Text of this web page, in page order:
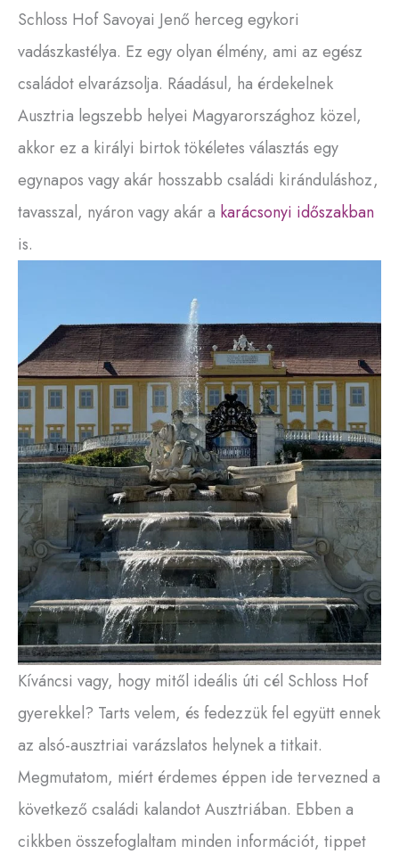
Schloss Hof Savoyai Jenő herceg egykori
vadászkastélya. Ez egy olyan élmény, ami az egész
családot elvarázsolja. Ráadásul, ha érdekelnek
Ausztria legszebb helyei Magyarországhoz közel,
akkor ez a királyi birtok tökéletes választás egy
egynapos vagy akár hosszabb családi kiránduláshoz,
tavasszal, nyáron vagy akár a karácsonyi időszakban
is.
Kíváncsi vagy, hogy mitől ideális úti cél Schloss Hof
gyerekkel? Tarts velem, és fedezzük fel együtt ennek
az alsó-ausztriai varázslatos helynek a titkait.
Megmutatom, miért érdemes éppen ide tervezned a
következő családi kalandot Ausztriában. Ebben a
cikkben összefoglaltam minden információt, tippet